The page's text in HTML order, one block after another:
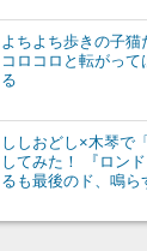
よちよち歩きの子猫
コロコロと転がっ
る
ししおどし×木琴で
してみた！ 『ロン
るも最後のド、鳴ら